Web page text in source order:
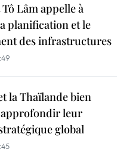
Lâm appelle à
planification et le
des infrastructures
la Thaïlande bien
leur
global